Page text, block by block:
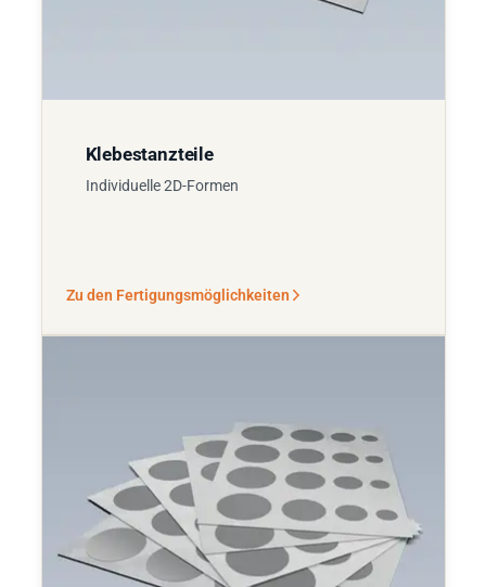
Klebestanzteile
Individuelle 2D-Formen
Zu den Fertigungsmöglichkeiten